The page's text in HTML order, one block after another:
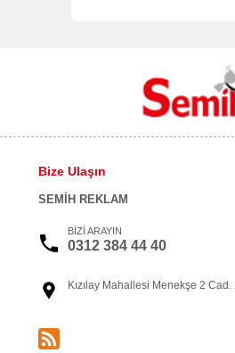
Bize Ulaşın
SEMİH REKLAM
BİZİ ARAYIN
0312 384 44 40
Kızılay Mahallesi Menekşe 2